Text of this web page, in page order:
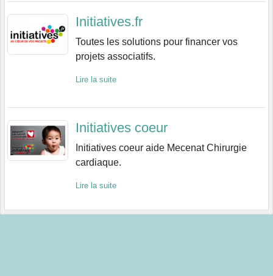
Initiatives.fr
Toutes les solutions pour financer vos
projets associatifs.
Lire la suite
Initiatives coeur
Initiatives coeur aide Mecenat Chirurgie
cardiaque.
Lire la suite